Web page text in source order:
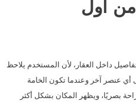
أول
داخل العقار، لأن المستخدم يلاحظ
أي عنصر آخر وعندما تكون الخامة
بصريًا، ويظهر المكان بشكل أكثر